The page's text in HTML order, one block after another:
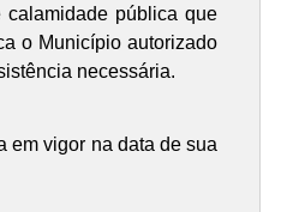
pública que
o Município autorizado
necessária.
vigor na data de sua